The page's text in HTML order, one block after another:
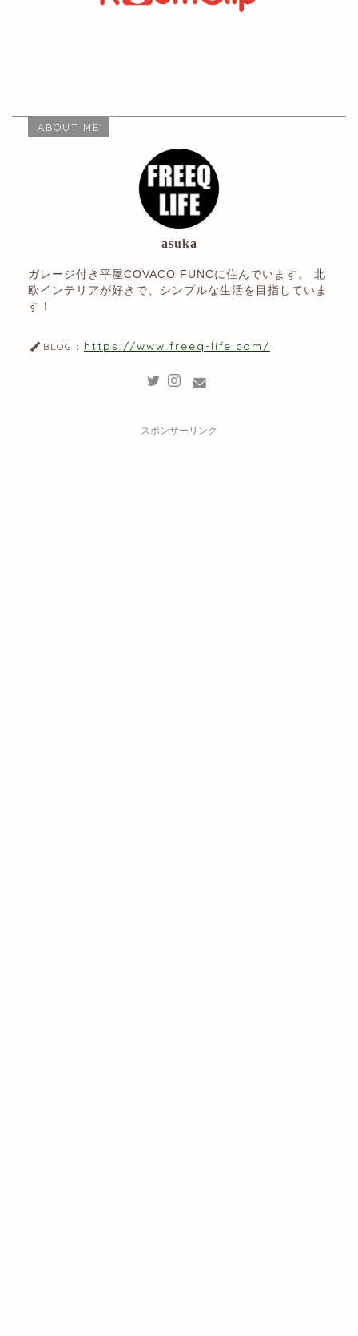
ABOUT ME
asuka
ガレージ付き平屋COVACO FUNCに住んでいます。 北
欧インテリアが好きで、シンプルな生活を目指していま
す！
BLOG： https://www.freeq-life.com/
スポンサーリンク